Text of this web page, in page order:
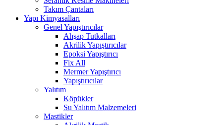
Takım Çantaları
Yapı Kimyasalları
Genel Yapıştırıcılar
Ahşap Tutkalları
Akrilik Yapıştırıcılar
Epoksi Yapıştırıcı
Fix All
Mermer Yapıştırıcı
Yapıştırıcılar
Yalıtım
Köpükler
Su Yalıtım Malzemeleri
Mastikler